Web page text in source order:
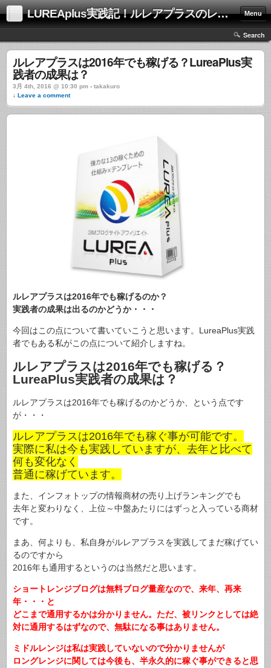
LUREAplus実践記！ルレアプラスのレビューサイト！ Menu
Search
ルレアプラスは2016年でも稼げる？LureaPlus実
践者の成果は？
3月 4th, 2016 @ 10:30 pm › takakuro
↓ Leave a comment
ルレアプラスは2016年でも稼げるのか？
実践者の成果は出るのかどうか・・・
今回はこの点について書いていこうと思います。LureaPlus実践
者でもある私がこの点について紹介しますね。
ルレアプラスは2016年でも稼げる？
LureaPlus実践者の成果は？
ルレアプラスは2016年でも稼げるのかどうか、という点です
が・・・
ルレアプラスは2016年でも稼ぐ事が可能です。
実際に私は今も実践していますが、去年と比べて
何も変化なく
普通に稼げています。
また、インフォトップの情報商材の売り上げランキングでも
去年と変わりなく、上位～中盤あたりにはずっと入っている商材
です。
まあ、何よりも、私自身がルレアプラスを実践してまだ稼げてい
るのですから
2016年も通用するというのは当然だと思います。
ショートレンジブログは無料ブログ量産なので、来年、再来
年・・・と
どこまで通用するかは分かりません。 ただ、被リンクとしては絶
対に通用するはずなので、無駄になる事はありません。
ミドルレンジは私は実践していないので分かりませんが
ロングレンジに関しては今後も、半永久的に稼ぐ事ができると思